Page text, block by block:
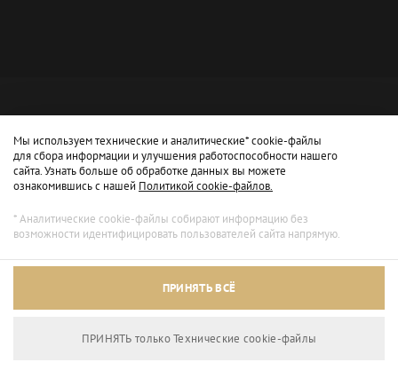
Архивный режим
Мы используем технические и аналитические* cookie-файлы
для сбора информации и улучшения работоспособности нашего
сайта. Узнать больше об обработке данных вы можете
ознакомившись с нашей Политикой cookie-файлов.
* Аналитические cookie-файлы собирают информацию без
возможности идентифицировать пользователей сайта напрямую.
ПРИНЯТЬ ВСЁ
ПРИНЯТЬ только Технические сookie-файлы